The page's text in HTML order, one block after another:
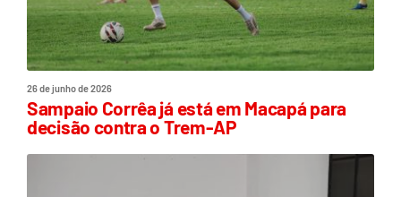
26 de junho de 2026
Sampaio Corrêa já está em Macapá para
decisão contra o Trem-AP